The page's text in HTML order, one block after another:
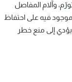
وآلام المفاصل
فيه على احتفاظ
إلى منع خطر